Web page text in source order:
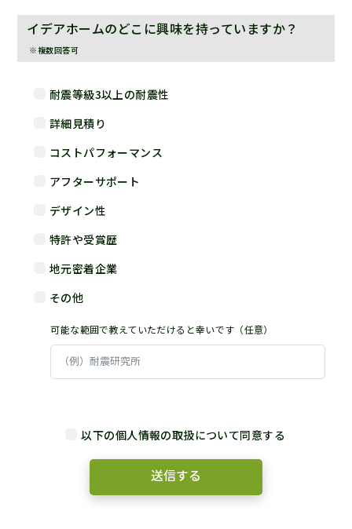
イデアホームのどこに興味を持っていますか？
※複数回答可
耐震等級3以上の耐震性
詳細見積り
コストパフォーマンス
アフターサポート
デザイン性
特許や受賞歴
地元密着企業
その他
可能な範囲で教えていただけると幸いです（任意）
以下の個人情報の取扱について同意する